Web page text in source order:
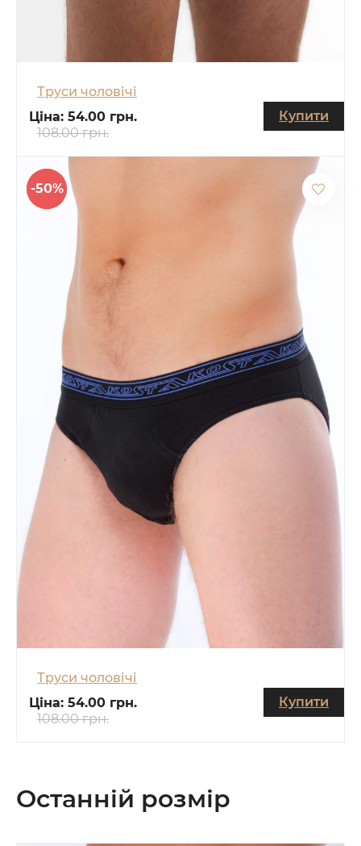
Труси чоловічі
Ціна: 54.00 грн.
108.00 грн.
Купити
-50%
Труси чоловічі
Ціна: 54.00 грн.
108.00 грн.
Купити
Останній розмір